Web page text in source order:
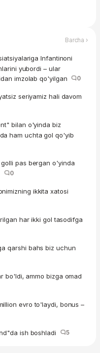
Barcha ›
Infantinoni
yubordi – ular
imzolab qo'yilgan
0
seriyamiz hali davom
bilan o'yinda biz
ham uchta gol qo'yib
golli pas bergan o'yinda
0
ikkita xatosi
har ikki gol tasodifga
qarshi bahs biz uchun
bo'ldi, ammo bizga omad
evro to'laydi, bonus –
ish boshladi 5